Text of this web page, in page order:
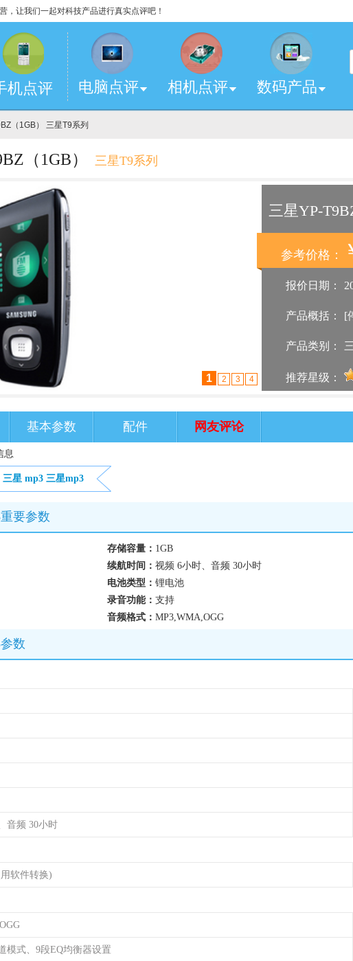
，让我们一起对科技产品进行真实点评吧！
机点评 电脑点评 相机点评 数码产品
（1GB） 三星T9系列
（1GB） 三星T9系列
1 2 3 4
三星YP-
参考价格：
报价日期：
产品概括： [
产品类别：
推荐星级：
基本参数 配件 网友评论
息
三星 mp3 三星mp3
要参数
存储容量： 1GB
续航时间： 视频 6小时、音频 30小时
电池类型： 锂电池
录音功能： 支持
音频格式： MP3,WMA,OGG
数
音频 30小时
软件转换)
模式、9段EQ均衡器设置